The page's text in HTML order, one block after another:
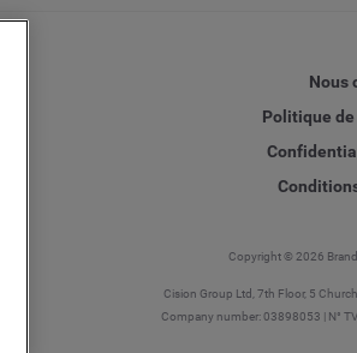
Nous
Politique
Copyright © 2026
Cision Group Ltd, 7th Floor, 5
Company number: 03898053 | N°